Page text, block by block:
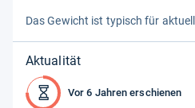
Das Gewicht ist typisch für
Aktualität
Vor 6 Jahren erschienen